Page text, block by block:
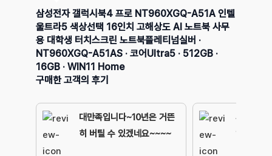
삼성전자 갤럭시북4 프로 NT960XGQ-A51A 인텔
울트라5 색상선택 16인치 고해상도 AI 노트북 사무
용 대학생 터치스크린 노트북플레티넘실버 ·
NT960XGQ-A51AS · 코어Ultra5 · 512GB ·
16GB · WIN11 Home
구매한 고객의 후기
대만족입니다~10년은 거뜬
히 버틸 수 있겠네요~~~~
사셔도 후
입니다.